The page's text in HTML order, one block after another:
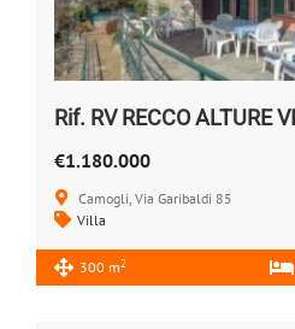
Rif. RV RECCO ALTURE
€1.180.000
Camogli, Via Garibaldi 85
Villa
300 m2